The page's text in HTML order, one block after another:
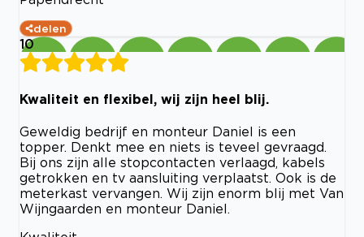
delen
10
Kwaliteit en flexibel, wij zijn heel blij.
Geweldig bedrijf en monteur Daniel is een
topper. Denkt mee en niets is teveel gevraagd.
Bij ons zijn alle stopcontacten verlaagd, kabels
getrokken en tv aansluiting verplaatst. Ook is de
meterkast vervangen. Wij zijn enorm blij met Van
Wijngaarden en monteur Daniel.